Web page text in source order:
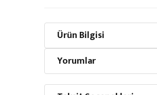
Ürün Bilgisi
Yorumlar